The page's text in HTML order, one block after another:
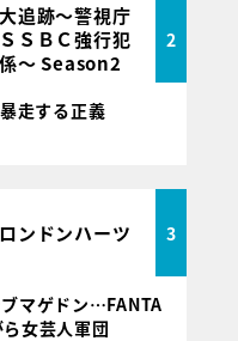
大追跡～警視庁
ＳＳＢＣ強行犯
係～ Season2
2
走する正義
ロンドンハーツ 3
ブマゲドン…FANTA
女芸人軍団